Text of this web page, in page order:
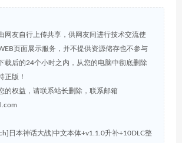
网友自行上传共享，供网友间进行技术交流使
页面展示服务，并不提供资源储存也不参与
载后的24个小时之内，从您的电脑中彻底删除
正版！
的权益，请联系站长删除，联系邮箱
日本神话大战|中文本体+v1.1.0升补+10DLC整